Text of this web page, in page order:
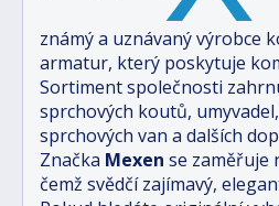
známý a uznávaný výrobce
armatur, který poskytuje
Sortiment společnosti
sprchových koutů,
sprchových van a dalších
Značka Mexen se zaměřuje
čemž svědčí zajímavý,